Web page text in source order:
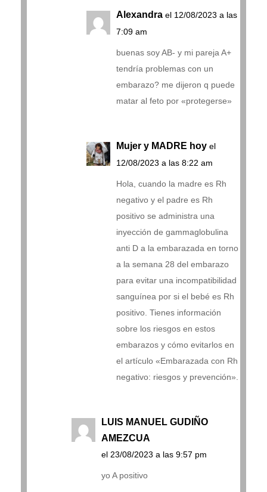
Alexandra el 12/08/2023 a las
7:09 am
buenas soy AB- y mi pareja A+
tendría problemas con un
embarazo? me dijeron q puede
matar al feto por «protegerse»
Mujer y MADRE hoy el
12/08/2023 a las 8:22 am
Hola, cuando la madre es Rh
negativo y el padre es Rh
positivo se administra una
inyección de gammaglobulina
anti D a la embarazada en torno
a la semana 28 del embarazo
para evitar una incompatibilidad
sanguínea por si el bebé es Rh
positivo. Tienes información
sobre los riesgos en estos
embarazos y cómo evitarlos en
el artículo «Embarazada con Rh
negativo: riesgos y prevención».
LUIS MANUEL GUDIÑO
AMEZCUA
el 23/08/2023 a las 9:57 pm
yo A positivo